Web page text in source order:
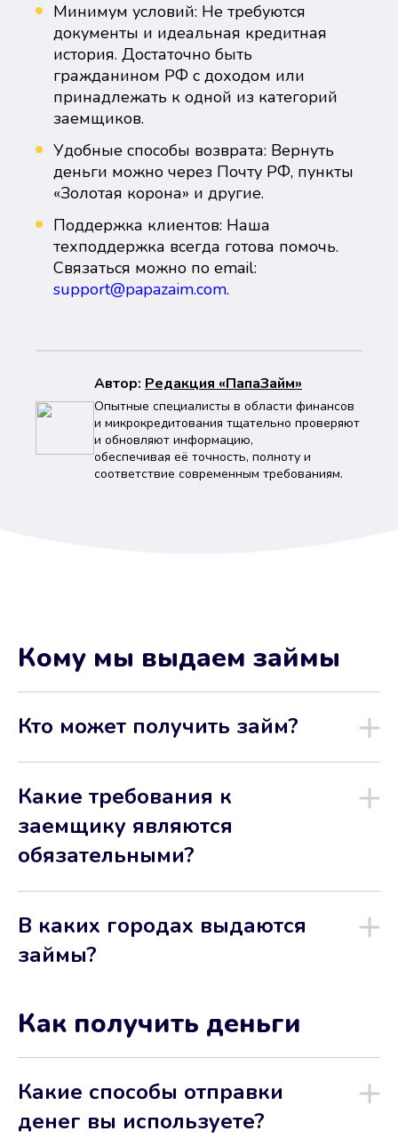
Минимум условий: Не требуются
документы и идеальная кредитная
история. Достаточно быть
гражданином РФ с доходом или
принадлежать к одной из категорий
заемщиков.
Удобные способы возврата: Вернуть
деньги можно через Почту РФ, пункты
«Золотая корона» и другие.
Поддержка клиентов: Наша
техподдержка всегда готова помочь.
Связаться можно по email:
support@papazaim.com.
Автор: Peдaкция «ПапаЗайм»
Опытные специалисты в области финансов
и микрокредитования тщательно проверяют
и обновляют информацию,
обеспечивая её точность, полноту и
соответствие современным требованиям.
Кому мы выдаем займы
Кто может получить займ?
Какие требования к
заемщику являются
обязательными?
В каких городах выдаются
займы?
Как получить деньги
Какие способы отправки
денег вы используете?